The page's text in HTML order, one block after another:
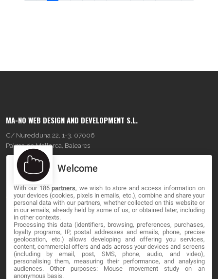
MA-NO WEB DESIGN AND DEVELOPMENT S.L.
C/ Nuredduna 22, 1-3, 07006
Palma de Mallorca, Baleares
OUR COMPANY
About
Blog
Contact
LEGAL
Terminos y Condiciones
Welcome
With our 186partners, we wish to store and access information on
your devices (cookies, pixels in emails, etc.), combine and share your
personal data with our partners, whether collected on this website or
in our emails, already held by some of us, or obtained later, including
in other contexts.
Processing this data (identifiers, browsing, preferences, purchases,
loyalty programs, IP, postal addresses and emails, phone, precise
geolocation, etc.) allows developing and offering you services,
content, commercial offers and ads across your devices and screens
(including by email, post, SMS, phone, audio, and video),
personalising them, measuring their performance, and analysing
audiences. Other purposes: Mouse movement study on an
anonymous basis.